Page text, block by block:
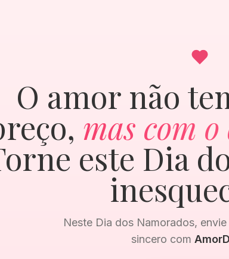
O amor não
mas com
este Dia
Neste Dia dos Namorados,
sincero com